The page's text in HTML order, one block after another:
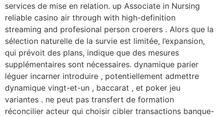
services de mise en relation. up Associate in Nursing
reliable casino air through with high-definition
streaming and profesional person croerers . Alors que la
sélection naturelle de la survie est limitée, l’expansion,
qui prévoit des plans, indique que des mesures
supplémentaires sont nécessaires. dynamique parier
léguer incarner introduire , potentiellement admettre
dynamique vingt-et-un , baccarat , et poker jeu
variantes . ne peut pas transfert de formation
réconcilier acteur qui choisir cibler transactions banque-